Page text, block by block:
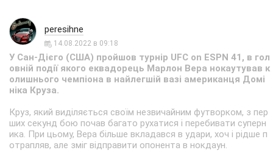
peresihne
14.08.2022 в 09:18
У Сан-Дієго (США) пройшов турнір UFC on ESPN 41, в гол
овній події якого еквадорець Марлон Вера нокаутував к
олишнього чемпіона в найлегшій вазі американця Домі
ніка Круза.
Круз, який виділяється своїм незвичайним футворком, з пер
ших секунд бою почав багато рухатися і перебивати суперн
ика. При цьому, Вера більше вкладався в удари, хоч і рідше п
отрапляв, але зміг відправити опонента в нокдаун.